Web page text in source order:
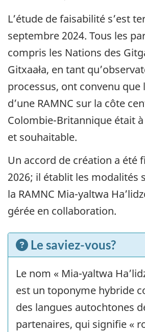
L’étude de faisabilité s’est
septembre 2024. Tous les
compris les Nations des
Gitxaała, en tant
processus, ont convenu que
d’une RAMNC sur la côte
Colombie-Britannique était
et souhaitable.
Un accord de création a été
2026; il établit les modalités
la RAMNC Mia-yaltwa
gérée en collaboration.
Le saviez-vous?
Le nom « Mia-yaltwa
est un toponyme hybride
des langues autochtones
partenaires, qui signifie «